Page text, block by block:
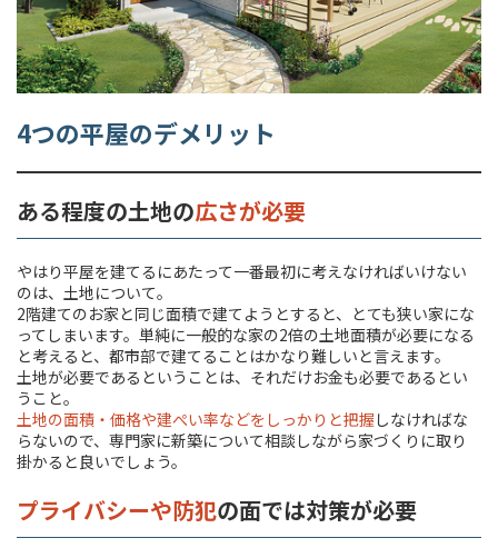
4つの平屋のデメリット
ある程度の土地の広さが必要
やはり平屋を建てるにあたって一番最初に考えなければいけない
のは、土地について。
2階建てのお家と同じ面積で建てようとすると、とても狭い家にな
ってしまいます。単純に一般的な家の2倍の土地面積が必要になる
と考えると、都市部で建てることはかなり難しいと言えます。
土地が必要であるということは、それだけお金も必要であるとい
うこと。
土地の面積・価格や建ぺい率などをしっかりと把握しなければな
らないので、専門家に新築について相談しながら家づくりに取り
掛かると良いでしょう。
プライバシーや防犯の面では対策が必要